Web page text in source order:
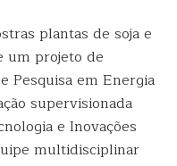
plantas de soja e
um projeto de
Pesquisa em Energia
supervisionada
e Inovações
multidisciplinar